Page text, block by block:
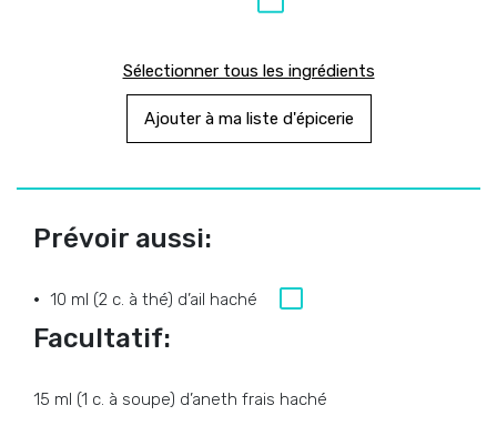
Sélectionner tous les ingrédients
Ajouter à ma liste d'épicerie
Prévoir aussi:
10 ml (2 c. à thé) d’ail haché
Facultatif:
15 ml (1 c. à soupe) d’aneth frais haché